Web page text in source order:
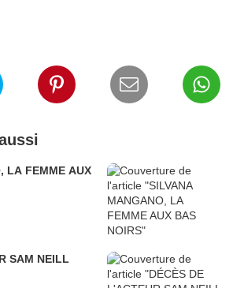
LA FEMME AUX
SAM NEILL